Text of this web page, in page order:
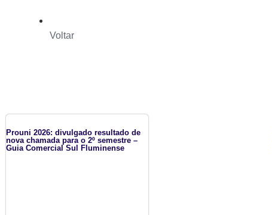
Voltar
Prouni 2026: divulgado resultado de
nova chamada para o 2º semestre –
Guia Comercial Sul Fluminense